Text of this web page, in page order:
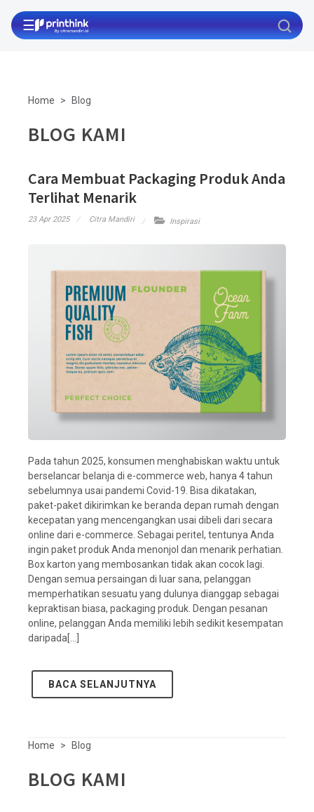
☰
Home Blog
BLOG KAMI
Cara Membuat Packaging Produk Anda
Terlihat Menarik
23 Apr 2025 Citra Mandiri Inspirasi
Pada tahun 2025, konsumen menghabiskan waktu untuk
berselancar belanja di e-commerce web, hanya 4 tahun
sebelumnya usai pandemi Covid-19. Bisa dikatakan,
paket-paket dikirimkan ke beranda depan rumah dengan
kecepatan yang mencengangkan usai dibeli dari secara
online dari e-commerce. Sebagai peritel, tentunya Anda
ingin paket produk Anda menonjol dan menarik perhatian.
Box karton yang membosankan tidak akan cocok lagi.
Dengan semua persaingan di luar sana, pelanggan
memperhatikan sesuatu yang dulunya dianggap sebagai
kepraktisan biasa, packaging produk. Dengan pesanan
online, pelanggan Anda memiliki lebih sedikit kesempatan
daripada[...]
BACA SELANJUTNYA
Home Blog
BLOG KAMI